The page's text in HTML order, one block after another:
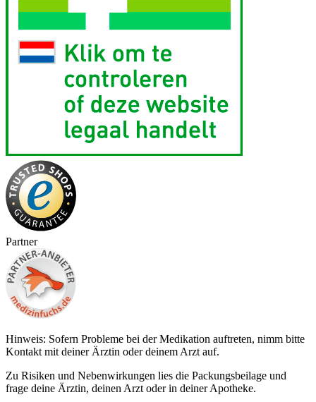
Partner
Hinweis: Sofern Probleme bei der Medikation auftreten, nimm bitte
Kontakt mit deiner Ärztin oder deinem Arzt auf.
Zu Risiken und Nebenwirkungen lies die Packungsbeilage und
frage deine Ärztin, deinen Arzt oder in deiner Apotheke.